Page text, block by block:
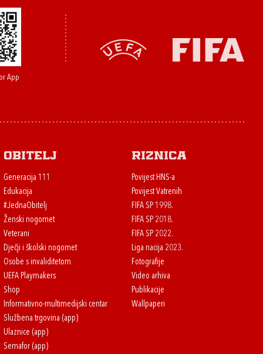
App
Obitelj
Generacija 111
Edukacija
#JednaObitelj
Ženski nogomet
Veterani
Dječji i školski nogomet
Osobe s invaliditetom
UEFA Playmakers
Shop
Informativno-multimedijski centar
Službena trgovina (app)
Ulaznice (app)
Semafor (app)
Riznica
Povijest HNS-a
Povijest Vatrenih
FIFA SP 1998.
FIFA SP 2018.
FIFA SP 2022.
Liga nacija 2023.
Fotografije
Video arhiva
Publikacije
Wallpaperi